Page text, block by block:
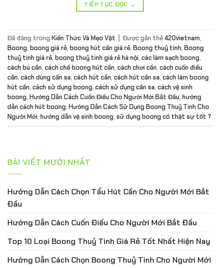
TIẾP TỤC ĐỌC →
Đã đăng trong Kiến Thức Và Mẹo Vặt Được gắn thẻ420vietnam,
Boong, boong giá rẻ, boong hút cần giá rẻ, Boong thuỷ tinh, Boong
thuỷ tinh giá rẻ, boong thuỷ tinh giá rẻ hà nội, các làm sạch boong,
cách bú cần, cách chế boong hút cần, cách chơi cần, cách cuốn điếu
cần, cách dùng cần sa, cách hút cần, cách hút cần sa, cách làm boong
hút cần, cách sử dụng boong, cách sử dụng cần sa, cách vệ sinh
boong, Hướng Dẫn Cách Cuốn Điếu Cho Người Mới Bắt Đầu, hướng
dẫn cách hút boong, Hướng Dẫn Cách Sử Dụng Boong Thuỷ Tinh Cho
Người Mới, hướng dẫn vệ sinh boong, sử dụng boong có thật sự tốt ?
BÀI VIẾT MƯỚI NHẤT
Hướng Dẫn Cách Chọn Tẩu Hút Cần Cho Người Mới Bắt
Đầu
Hướng Dẫn Cách Cuốn Điếu Cho Người Mới Bắt Đầu
Top 10 Loại Boong Thuỷ Tinh Giá Rẻ Tốt Nhất Hiện Nay
Hướng Dẫn Cách Chọn Boong Thuỷ Tinh Cho Người Mới